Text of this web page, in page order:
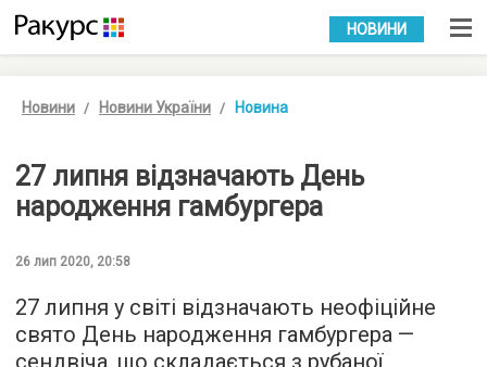
УКР РУС
НОВИНИ
Новини Новини України Новина
27 липня відзначають День
народження гамбургера
26 лип 2020, 20:58
27 липня у світі відзначають неофіційне
свято День народження гамбургера —
сендвіча, що складається з рубаної